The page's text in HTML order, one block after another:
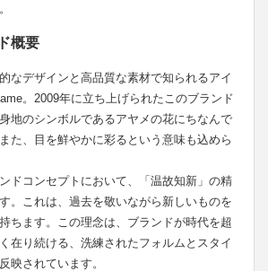
概要
なデザインと高品質な素材で知られるアイ
。2009年に立ち上げられたこのブランド
地のシンボルであるアヤメの花にちなんで
た、目を鮮やかに彩るという意味も込めら
ドコンセプトにおいて、「温故知新」の精
。これは、過去を敬いながら新しいものを
ちます。この理念は、ブランドが時代を超
在り続ける、洗練されたフォルムとスタイ
映されています。